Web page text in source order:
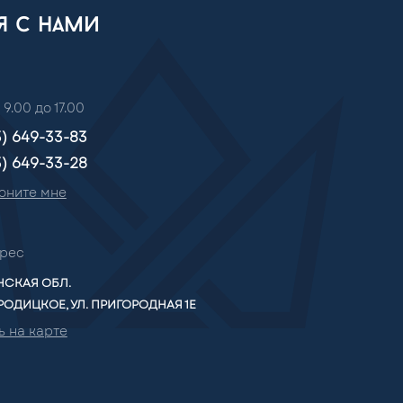
с нами
до 17.00
649-33-83
649-33-28
мне
ОБЛ.
УЛ. ПРИГОРОДНАЯ 1Е
на карте